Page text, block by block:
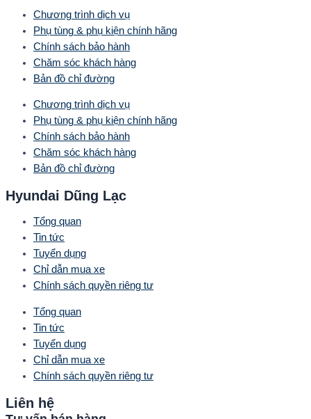
Chương trình dịch vụ
Phụ tùng & phụ kiện chính hãng
Chính sách bảo hành
Chăm sóc khách hàng
Bản đồ chỉ đường
Chương trình dịch vụ
Phụ tùng & phụ kiện chính hãng
Chính sách bảo hành
Chăm sóc khách hàng
Bản đồ chỉ đường
Hyundai Dũng Lạc
Tổng quan
Tin tức
Tuyển dụng
Chỉ dẫn mua xe
Chính sách quyền riêng tư
Tổng quan
Tin tức
Tuyển dụng
Chỉ dẫn mua xe
Chính sách quyền riêng tư
Liên hệ